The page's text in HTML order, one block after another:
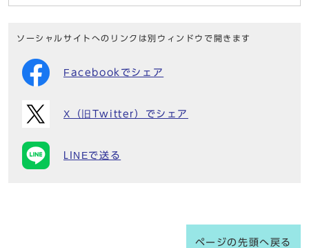
ソーシャルサイトへのリンクは別ウィンドウで開きます
Facebookでシェア
X（旧Twitter）でシェア
LINEで送る
ページの先頭へ戻る